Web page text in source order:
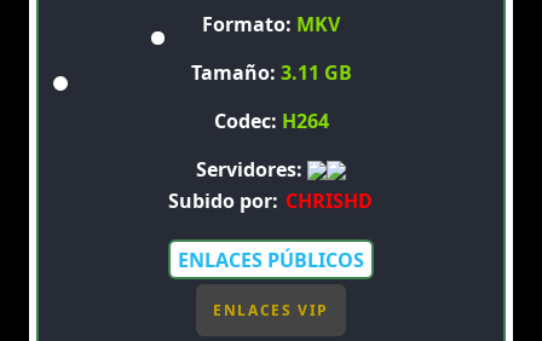
Formato: MKV
Tamaño: 3.11 GB
Codec: H264
Servidores:
Subido por: CHRISHD
ENLACES PÚBLICOS
ENLACES VIP